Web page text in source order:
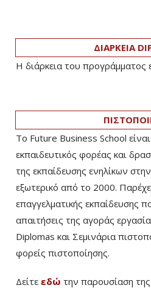
ΔΙΑΡΚΕΙΑ
Η διάρκεια του προγράμματος
Το Future Business School
εκπαιδευτικός φορέας και
της εκπαίδευσης ενηλίκων
εξωτερικό από το 2000.
επαγγελματικής εκπαίδευσης
απαιτήσεις της αγοράς
Diplomas και Σεμινάρια
φορείς πιστοποίησης.
Δείτε εδώ την παρουσίαση